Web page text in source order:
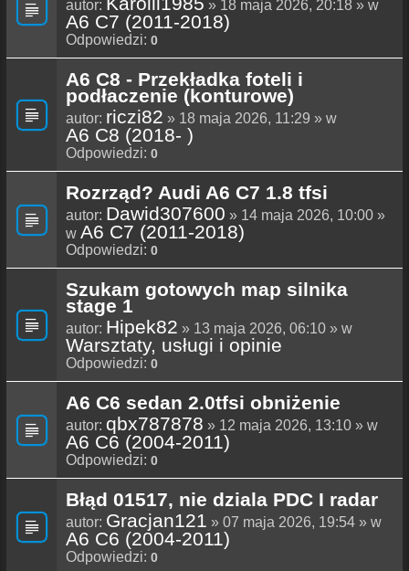
autor: » 18 maja 2026, 20:18 » w
A6 C7 (2011-2018)
Odpowiedzi: 0
A6 C8 - Przekładka foteli i
podłaczenie (konturowe)
autor: riczi82 » 18 maja 2026, 11:29 » w
A6 C8 (2018- )
Odpowiedzi: 0
Rozrząd? Audi A6 C7 1.8 tfsi
autor: Dawid307600 » 14 maja 2026, 10:00 »
w A6 C7 (2011-2018)
Odpowiedzi: 0
Szukam gotowych map silnika
stage 1
autor: Hipek82 » 13 maja 2026, 06:10 » w
Warsztaty, usługi i opinie
Odpowiedzi: 0
A6 C6 sedan 2.0tfsi obniżenie
autor: qbx787878 » 12 maja 2026, 13:10 » w
A6 C6 (2004-2011)
Odpowiedzi: 0
Błąd 01517, nie dziala PDC I radar
autor: Gracjan121 » 07 maja 2026, 19:54 » w
A6 C6 (2004-2011)
Odpowiedzi: 0